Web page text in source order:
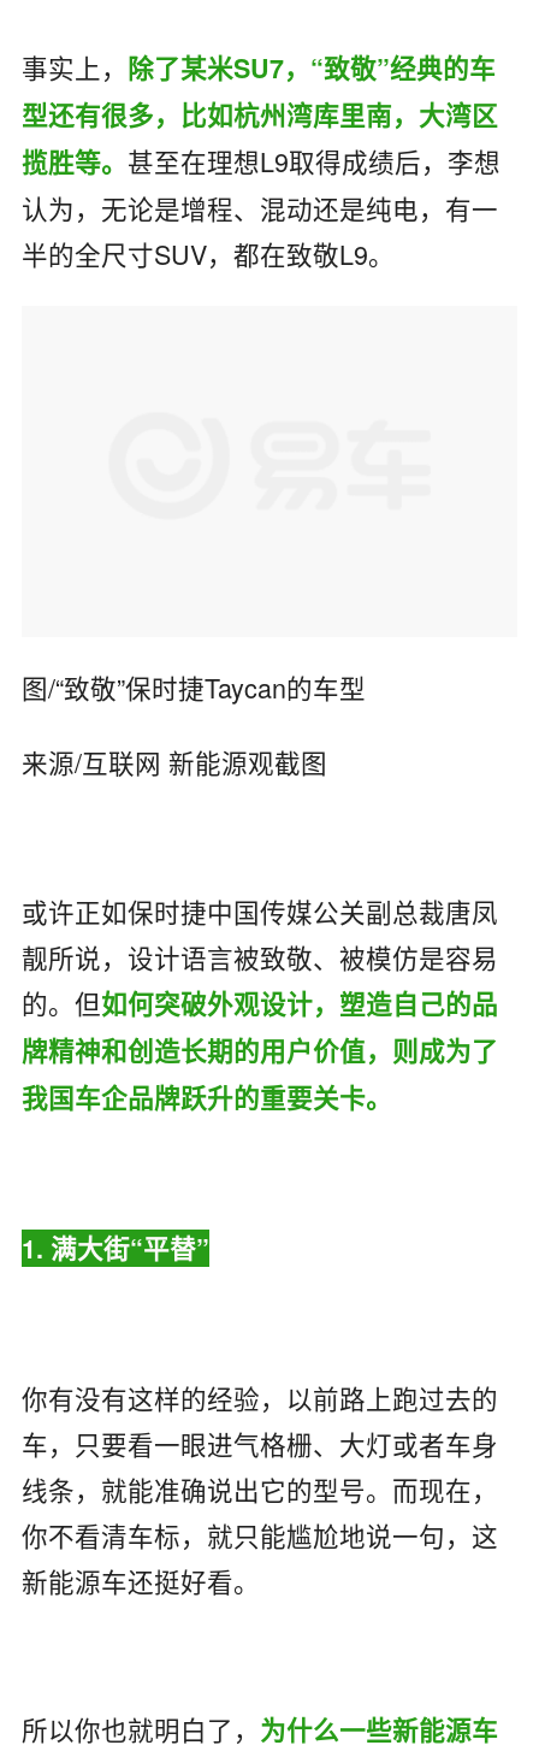
事实上， 除了某米SU7，“致敬”经典的车
型还有很多，比如杭州湾库里南，大湾区
揽胜等。 甚至在理想L9取得成绩后，李想
认为，无论是增程、混动还是纯电，有一
半的全尺寸SUV，都在致敬L9。
图/“致敬”保时捷Taycan的车型
来源/互联网 新能源观截图
或许正如保时捷中国传媒公关副总裁唐凤
靓所说，设计语言被致敬、被模仿是容易
的。但如何突破外观设计，塑造自己的品
牌精神和创造长期的用户价值，则成为了
我国车企品牌跃升的重要关卡。
1. 满大街“平替”
你有没有这样的经验，以前路上跑过去的
车，只要看一眼进气格栅、大灯或者车身
线条，就能准确说出它的型号。而现在，
你不看清车标，就只能尴尬地说一句，这
新能源车还挺好看。
所以你也就明白了， 为什么一些新能源车